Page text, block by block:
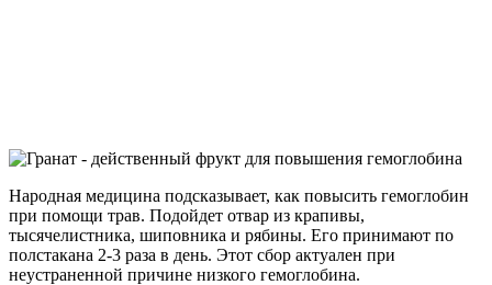
Народная медицина подсказывает, как повысить гемоглобин
при помощи трав. Подойдет отвар из крапивы,
тысячелистника, шиповника и рябины. Его принимают по
полстакана 2-3 раза в день. Этот сбор актуален при
неустраненной причине низкого гемоглобина.